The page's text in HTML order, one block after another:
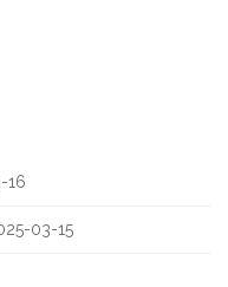
16
03-15